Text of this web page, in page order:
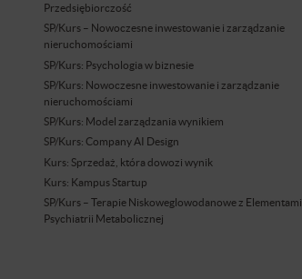
Przedsiębiorczość
SP/Kurs – Nowoczesne inwestowanie i zarządzanie
nieruchomościami
SP/Kurs: Psychologia w biznesie
SP/Kurs: Nowoczesne inwestowanie i zarządzanie
nieruchomościami
SP/Kurs: Model zarządzania wynikiem
SP/Kurs: Company AI Design
Kurs: Sprzedaż, która dowozi wynik
Kurs: Kampus Startup
SP/Kurs – Terapie Niskoweglowodanowe z Elementami
Psychiatrii Metabolicznej